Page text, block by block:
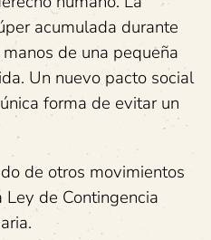
acumulada durante
de una pequeña
Un nuevo pacto social
forma de evitar un
de otros movimientos
de Contingencia